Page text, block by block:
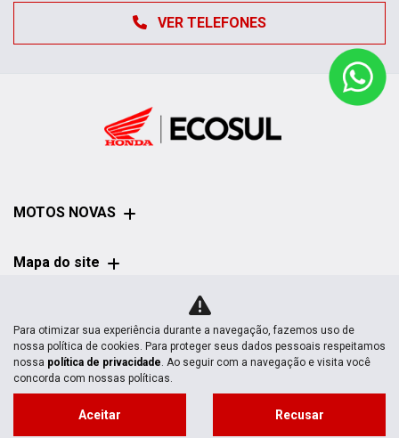
VER TELEFONES
MOTOS NOVAS
Mapa do site
PRIVACIDADE
Para otimizar sua experiência durante a navegação, fazemos uso de
nossa política de cookies. Para proteger seus dados pessoais respeitamos
nossa política de privacidade. Ao seguir com a navegação e visita você
concorda com nossas políticas.
Aceitar Recusar